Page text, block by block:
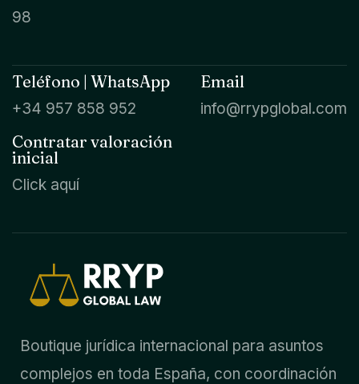
98
Teléfono | WhatsApp
+34 957 858 952
Email
info@rrypglobal.com
Contratar valoración
inicial
Click aquí
Boutique jurídica internacional para asuntos
complejos en toda España, con coordinación